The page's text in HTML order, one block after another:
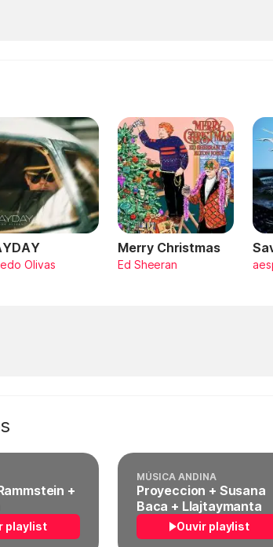
Olivas
Merry Christmas
Ed Sheeran
+
playlist
MÚSICA ANDINA
Proyeccion + Susana
Baca + Llajtaymanta
Ouvir playlist